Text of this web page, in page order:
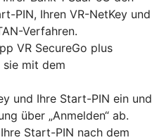
PIN, Ihren VR-NetKey und
Verfahren.
VR SecureGo plus
sie mit dem
und Ihre Start-PIN ein und
über „Anmelden“ ab.
Start-PIN nach dem